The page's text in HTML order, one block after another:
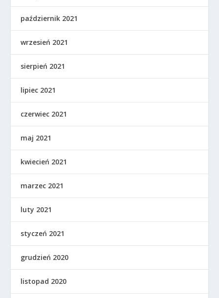
październik 2021
wrzesień 2021
sierpień 2021
lipiec 2021
czerwiec 2021
maj 2021
kwiecień 2021
marzec 2021
luty 2021
styczeń 2021
grudzień 2020
listopad 2020